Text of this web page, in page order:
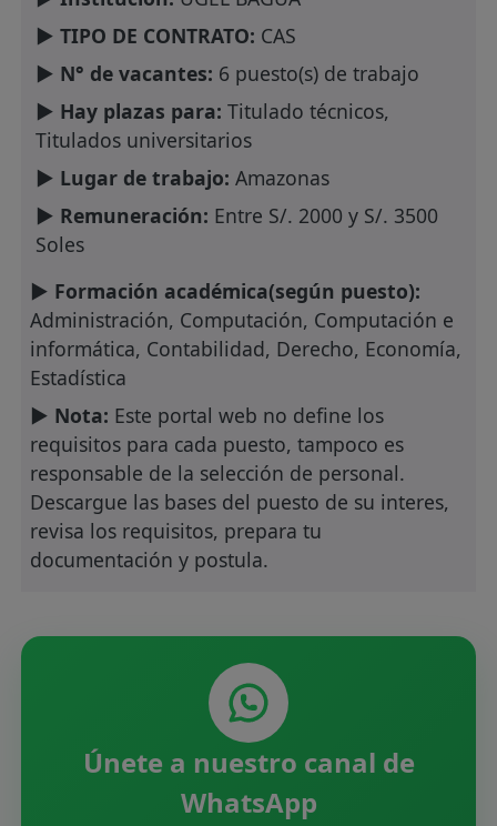
► TIPO DE CONTRATO: CAS
► N° de vacantes: 6 puesto(s) de trabajo
► Hay plazas para: Titulado técnicos,
Titulados universitarios
► Lugar de trabajo: Amazonas
► Remuneración: Entre S/. 2000 y S/. 3500
Soles
► Formación académica(según puesto):
Administración, Computación, Computación e
informática, Contabilidad, Derecho, Economía,
Estadística
► Nota: Este portal web no define los
requisitos para cada puesto, tampoco es
responsable de la selección de personal.
Descargue las bases del puesto de su interes,
revisa los requisitos, prepara tu
documentación y postula.
Únete a nuestro canal de
WhatsApp